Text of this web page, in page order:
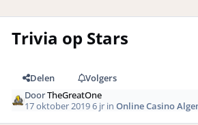
Trivia op Stars
Delen
Volgers
DoorTheGreatOne
17 oktober 20196 jr inOnline Casino